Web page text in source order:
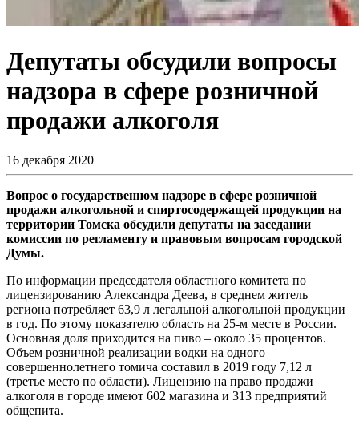
Депутаты обсудили вопросы
надзора в сфере розничной
продажи алкоголя
16 декабря 2020
Вопрос о государственном надзоре в сфере розничной
продажи алкогольной и спиртосодержащей продукции на
территории Томска обсудили депутаты на заседании
комиссии по регламенту и правовым вопросам городской
Думы.
По информации председателя областного комитета по
лицензированию Александра Деева, в среднем житель
региона потребляет 63,9 л легальной алкогольной продукции
в год. По этому показателю область на 25-м месте в России.
Основная доля приходится на пиво – около 35 процентов.
Объем розничной реализации водки на одного
совершеннолетнего томича составил в 2019 году 7,12 л
(третье место по области). Лицензию на право продажи
алкоголя в городе имеют 602 магазина и 313 предприятий
общепита.